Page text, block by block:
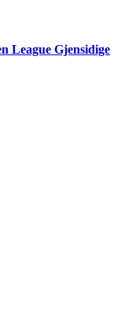
League Gjensidige